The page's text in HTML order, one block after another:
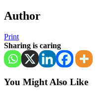
Author
Print
Sharing is caring
You Might Also Like